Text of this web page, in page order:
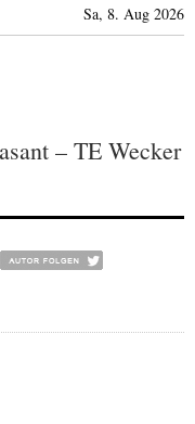
Sa, 8. Aug 2026
– TE Wecker